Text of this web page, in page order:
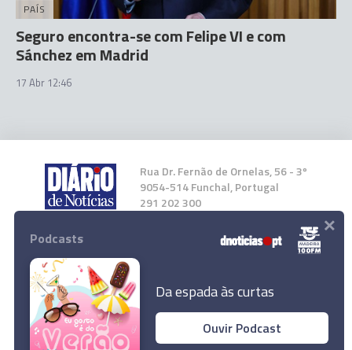
PAÍS
Seguro encontra-se com Felipe VI e com
Sánchez em Madrid
17 Abr 12:46
Rua Dr. Fernão de Ornelas, 56 - 3º
9054-514 Funchal, Portugal
291 202 300
Instale a nossa App
© 2026 Empresa Diário de Notícias, Lda.
Podcasts
Da espada às curtas
Ouvir Podcast
×